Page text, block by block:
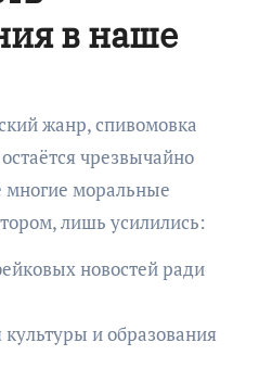
в наше
жанр, спивомовка
чрезвычайно
многие моральные
лишь усилились:
новостей ради
и образования